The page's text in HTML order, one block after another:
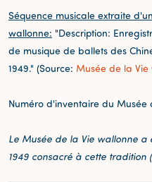
Séquence musicale extraite
wallonne: "Description:
de musique de ballets des
1949." (Source: Musée de la
Numéro d'inventaire du Musée
Le Musée de la Vie wallonne
1949 consacré à cette tradition